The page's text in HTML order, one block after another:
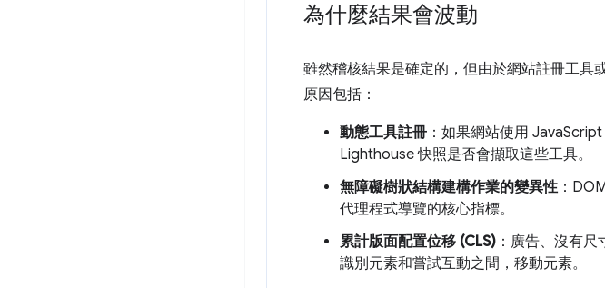
為什麼結果會波動
雖然稽核結果是確定的，但由於網站註冊工具
原因包括：
動態工具註冊 ：如果網站使用 JavaScript
Lighthouse 快照是否會擷取這些工具。
無障礙樹狀結構建構作業的變異性：
代理程式導覽的核心指標。
累計版面配置位移 (CLS) ：廣告、沒有
識別元素和嘗試互動之間，移動元素。